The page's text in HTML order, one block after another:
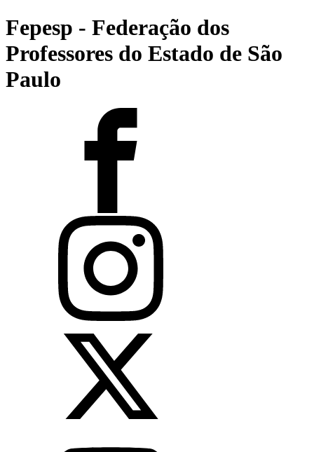
Fepesp - Federação dos
Professores do Estado de São
Paulo